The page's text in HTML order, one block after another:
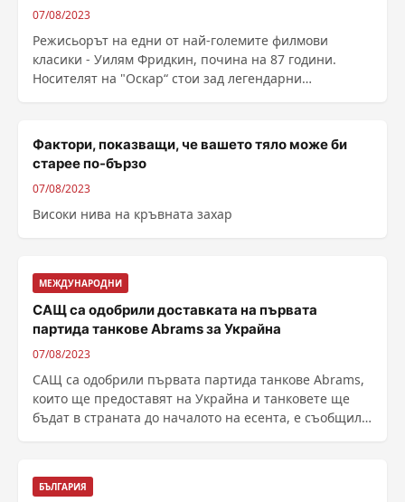
07/08/2023
Режисьорът на едни от най-големите филмови
класики - Уилям Фридкин, почина на 87 години.
Носителят на "Оскар“ стои зад легендарни
Фактори, показващи, че вашето тяло може би
старее по-бързо
07/08/2023
Високи нива на кръвната захар
МЕЖДУНАРОДНИ
САЩ са одобрили доставката на първата
партида танкове Abrams за Украйна
07/08/2023
САЩ са одобрили първата партида танкове Abrams,
които ще предоставят на Украйна и танковете ще
бъдат в страната до началото на есента, е съобщил
БЪЛГАРИЯ